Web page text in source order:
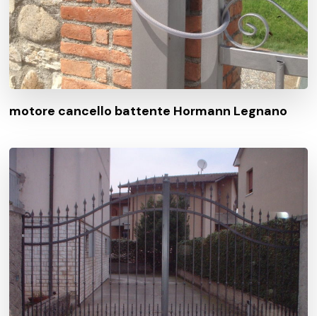
motore cancello battente Hormann Legnano